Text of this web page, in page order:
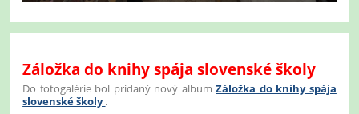
Záložka do knihy spája slovenské školy
Do fotogalérie bol pridaný nový albumZáložka do knihy spája
slovenské školy.